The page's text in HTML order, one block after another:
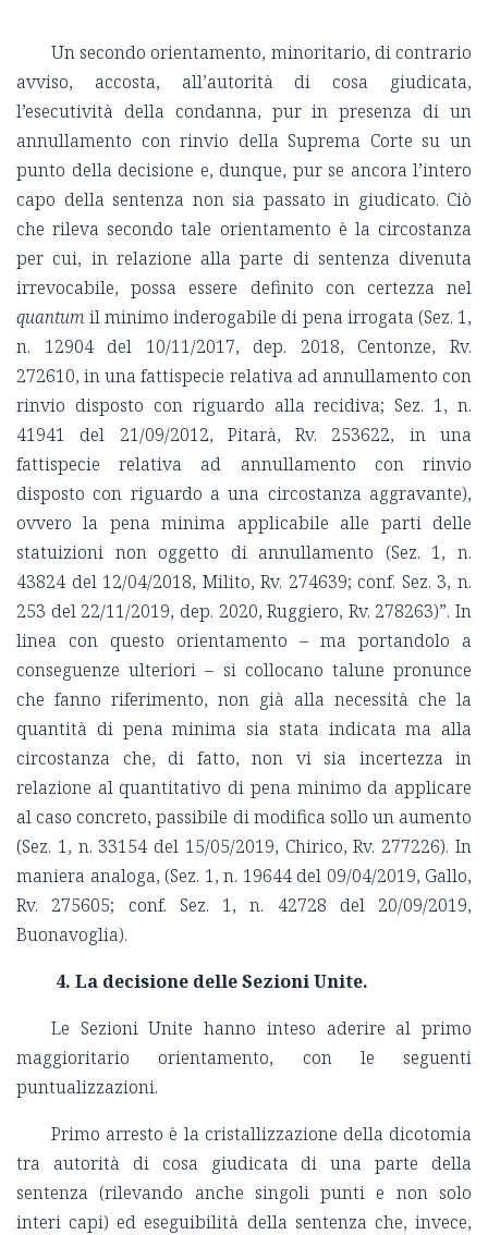
Un secondo orientamento, minoritario, di contrario
avviso, accosta, all’autorità di cosa giudicata,
l’esecutività della condanna, pur in presenza di un
annullamento con rinvio della Suprema Corte su un
punto della decisione e, dunque, pur se ancora l’intero
capo della sentenza non sia passato in giudicato. Ciò
che rileva secondo tale orientamento è la circostanza
per cui, in relazione alla parte di sentenza divenuta
irrevocabile, possa essere definito con certezza nel
quantumil minimo inderogabile di pena irrogata (Sez. 1,
n. 12904 del 10/11/2017, dep. 2018, Centonze, Rv.
272610, in una fattispecie relativa ad annullamento con
rinvio disposto con riguardo alla recidiva; Sez. 1, n.
41941 del 21/09/2012, Pitarà, Rv. 253622, in una
fattispecie relativa ad annullamento con rinvio
disposto con riguardo a una circostanza aggravante),
ovvero la pena minima applicabile alle parti delle
statuizioni non oggetto di annullamento (Sez. 1, n.
43824 del 12/04/2018, Milito, Rv. 274639; conf. Sez. 3, n.
253 del 22/11/2019, dep. 2020, Ruggiero, Rv. 278263)”. In
linea con questo orientamento – ma portandolo a
conseguenze ulteriori – si collocano talune pronunce
che fanno riferimento, non già alla necessità che la
quantità di pena minima sia stata indicata ma alla
circostanza che, di fatto, non vi sia incertezza in
relazione al quantitativo di pena minimo da applicare
al caso concreto, passibile di modifica sollo un aumento
(Sez. 1, n. 33154 del 15/05/2019, Chirico, Rv. 277226). In
maniera analoga, (Sez. 1, n. 19644 del 09/04/2019, Gallo,
Rv. 275605; conf. Sez. 1, n. 42728 del 20/09/2019,
Buonavoglia).
4. La decisione delle Sezioni Unite.
Le Sezioni Unite hanno inteso aderire al primo
maggioritario orientamento, con le seguenti
puntualizzazioni.
Primo arresto è la cristallizzazione della dicotomia
tra autorità di cosa giudicata di una parte della
sentenza (rilevando anche singoli punti e non solo
interi capi) ed eseguibilità della sentenza che, invece,